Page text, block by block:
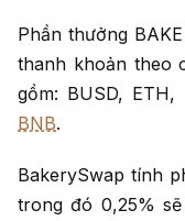
Phần thưởng
thanh khoản theo
gồm: BUSD, ETH,
BNB.
BakerySwap tính
trong đó 0,25%